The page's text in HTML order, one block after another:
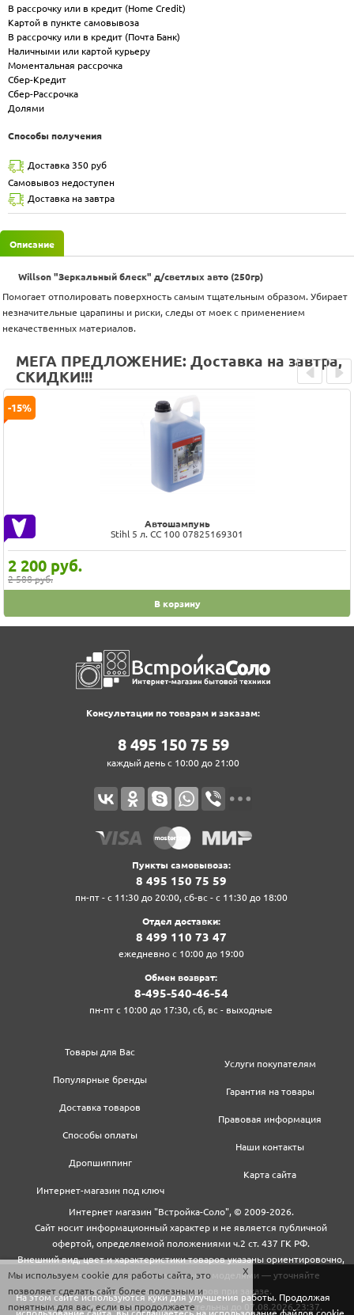
В рассрочку или в кредит (Home Credit)
Картой в пункте самовывоза
В рассрочку или в кредит (Почта Банк)
Наличными или картой курьеру
Моментальная рассрочка
Сбер-Кредит
Сбер-Рассрочка
Долями
Способы получения
Доставка 350 руб
Самовывоз недоступен
Доставка на завтра
Описание
Willson "Зеркальный блеск" д/светлых авто (250гр)
Помогает отполировать поверхность самым тщательным образом. Убирает
незначительные царапины и риски, следы от моек с применением
некачественных материалов.
МЕГА ПРЕДЛОЖЕНИЕ: Доставка на завтра,
СКИДКИ!!!
Автошампунь
Stihl 5 л. СС 100 07825169301
2 200 руб.
2 588 руб.
-15%
В корзину
Prev Next
Консультации по товарам и заказам:
8‍ 4‍9‍5‍ 1‍5‍0‍ 7‍5‍ 5‍9‍
каждый день с 10:00 до 21:00
Пункты самовывоза:
8‍ 4‍9‍5‍ 1‍5‍0‍ 7‍5‍ 5‍9‍
пн-пт - с 11:30 до 20:00, сб-вс - с 11:30 до 18:00
Отдел доставки:
8‍ 4‍9‍9‍ 1‍1‍0‍ 7‍3‍ 4‍7‍
ежедневно с 10:00 до 19:00
Обмен возврат:
8‍-4‍9‍5‍-5‍4‍0‍-4‍6‍-5‍4‍
пн-пт с 10:00 до 17:30, сб, вс - выходные
Товары для Вас
Популярные бренды
Доставка товаров
Способы оплаты
Дропшиппинг
Интернет-магазин под ключ
Услуги покупателям
Гарантия на товары
Правовая информация
Наши контакты
Карта сайта
Интернет магазин "Встройка-Соло", © 2009-2026.
Сайт носит информационный характер и не является публичной
офертой, определяемой положениями ч.2 ст. 437 ГК РФ.
Внешний вид, цвет и характеристики товаров указаны ориентировочно,
могут не совпадать с обновленными моделями — уточняйте
информацию у менеджеров при заказе.
Цены и условия доставки действительны до 07.08.2026 23:37.
На этом сайте используются куки для улучшения работы. Продолжая
Мы используем cookie для работы сайта, это
позволяет сделать сайт более полезным и
понятным для вас, если вы продолжаете